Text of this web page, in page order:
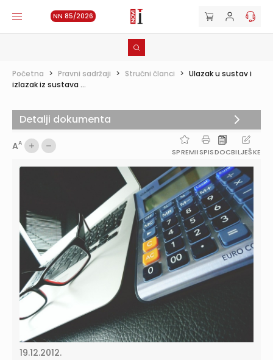
NN 85/2026
Početna > Pravni sadržaji > Stručni članci > Ulazak u sustav i
izlazak iz sustava ...
AA
SPREMIISPISDOCBILJEŠKE
19.12.2012.
Detalji dokumenta